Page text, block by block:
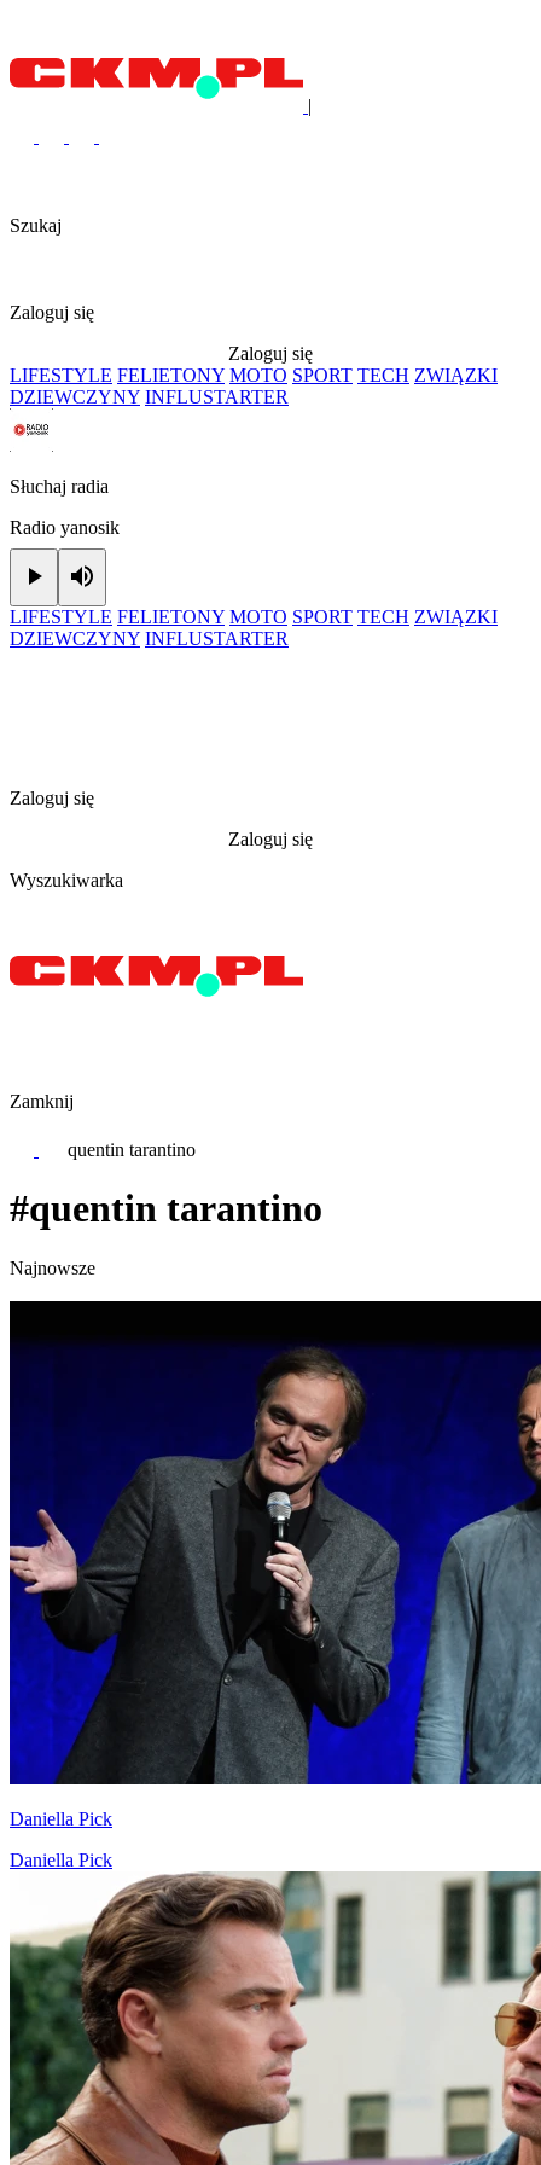
|
Szukaj
Zaloguj się
Zaloguj się
LIFESTYLE FELIETONY MOTO SPORT TECH ZWIĄZKI
DZIEWCZYNY INFLUSTARTER
Słuchaj radia
Radio yanosik
Play
LIFESTYLE FELIETONY MOTO SPORT TECH ZWIĄZKI
DZIEWCZYNY INFLUSTARTER
Zaloguj się
Zaloguj się
Wyszukiwarka
Zamknij
quentin tarantino
#quentin tarantino
Najnowsze
Daniella Pick
Daniella Pick